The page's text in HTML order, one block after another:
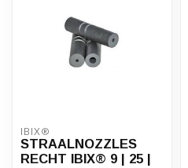
IBIX®
STRAALNOZZLES
RECHT IBIX® 9 | 25 |